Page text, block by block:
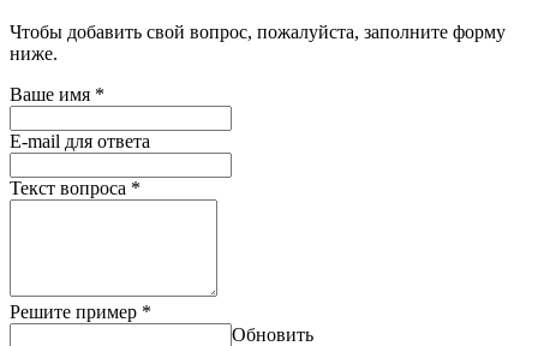
Чтобы добавить свой вопрос, пожалуйста, заполните форму
ниже.
Ваше имя *
E-mail для ответа
Текст вопроса *
Решите пример *
Обновить